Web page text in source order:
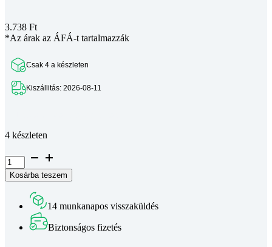
3.738 Ft
*Az árak az ÁFÁ-t tartalmazzák
Csak 4 a készleten
Kiszállitás: 2026-08-11
4 készleten
V6
Socks
Szigetelés-
csomagban)
Eredeti
Kosárba teszem
14 munkanapos visszaküldés
Biztonságos fizetés